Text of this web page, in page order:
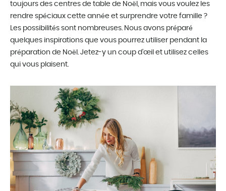
toujours des centres de table de Noël, mais vous voulez les
rendre spéciaux cette année et surprendre votre famille ?
Les possibilités sont nombreuses. Nous avons préparé
quelques inspirations que vous pourrez utiliser pendant la
préparation de Noël. Jetez-y un coup d'œil et utilisez celles
qui vous plaisent.